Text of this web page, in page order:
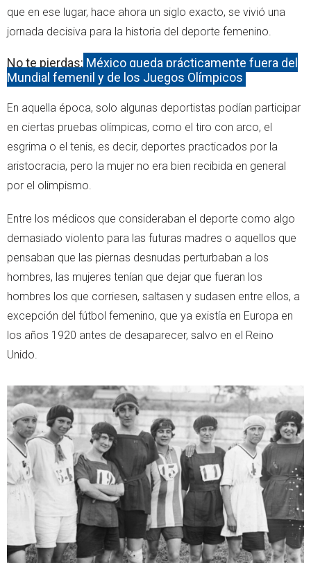
que en ese lugar, hace ahora un siglo exacto, se vivió una
jornada decisiva para la historia del deporte femenino.
No te pierdas: México queda prácticamente fuera del
Mundial femenil y de los Juegos Olímpicos
En aquella época, solo algunas deportistas podían participar
en ciertas pruebas olímpicas, como el tiro con arco, el
esgrima o el tenis, es decir, deportes practicados por la
aristocracia, pero la mujer no era bien recibida en general
por el olimpismo.
Entre los médicos que consideraban el deporte como algo
demasiado violento para las futuras madres o aquellos que
pensaban que las piernas desnudas perturbaban a los
hombres, las mujeres tenían que dejar que fueran los
hombres los que corriesen, saltasen y sudasen entre ellos, a
excepción del fútbol femenino, que ya existía en Europa en
los años 1920 antes de desaparecer, salvo en el Reino
Unido.